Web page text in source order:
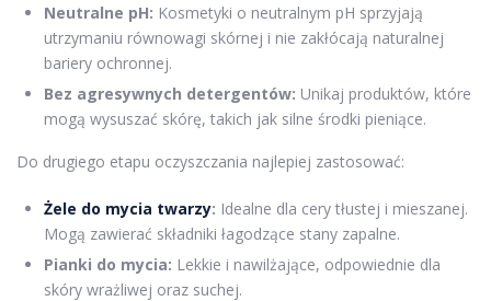
Neutralne pH: Kosmetyki o neutralnym pH sprzyjają
utrzymaniu równowagi skórnej i nie zakłócają naturalnej
bariery ochronnej.
Bez agresywnych detergentów: Unikaj produktów, które
mogą wysuszać skórę, takich jak silne środki pieniące.
Do drugiego etapu oczyszczania najlepiej zastosować:
Żele do mycia twarzy: Idealne dla cery tłustej i mieszanej.
Mogą zawierać składniki łagodzące stany zapalne.
Pianki do mycia: Lekkie i nawilżające, odpowiednie dla
skóry wrażliwej oraz suchej.